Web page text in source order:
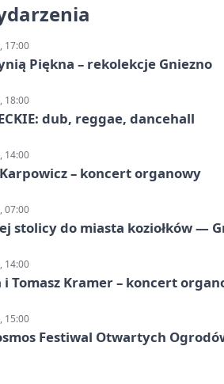
17:00
Piękna – rekolekcje Gniezno
18:00
dub, reggae, dancehall
14:00
– koncert organowy
07:00
stolicy do miasta koziołków —
14:00
Tomasz Kramer – koncert
15:00
Festiwal Otwartych